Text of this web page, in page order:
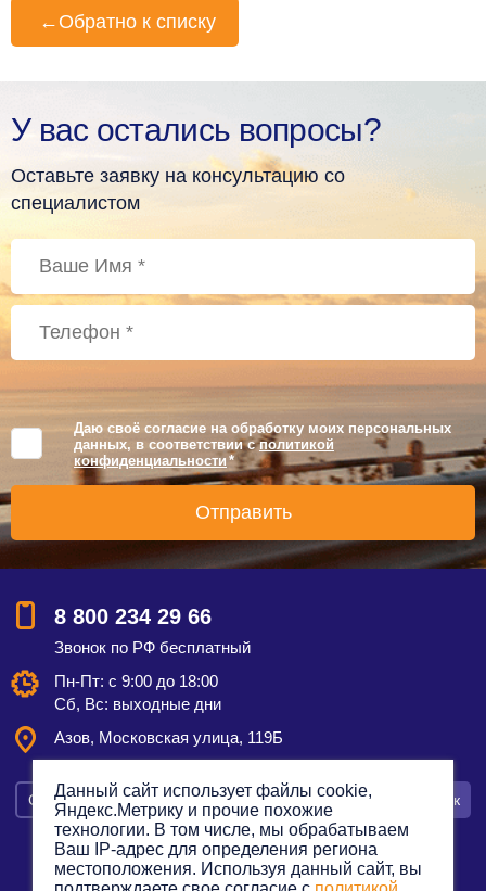
← Обратно к списку
У вас остались вопросы?
Оставьте заявку на консультацию со
специалистом
Даю своё согласие на обработку моих персональных
данных, в соответствии сполитикой
конфиденциальности *
8 800 234 29 66
Звонок по РФ бесплатный
Пн-Пт: с 9:00 до 18:00
Сб, Вс: выходные дни
Азов, Московская улица, 119Б
Смотреть на карте Оставить заявку Заказать звонок
Данный сайт использует файлы cookie,
Яндекс.Метрику и прочие похожие
технологии. В том числе, мы обрабатываем
Ваш IP-адрес для определения региона
местоположения. Используя данный сайт, вы